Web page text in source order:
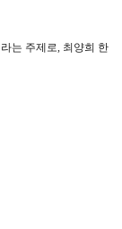
는 주제로, 최양희 한